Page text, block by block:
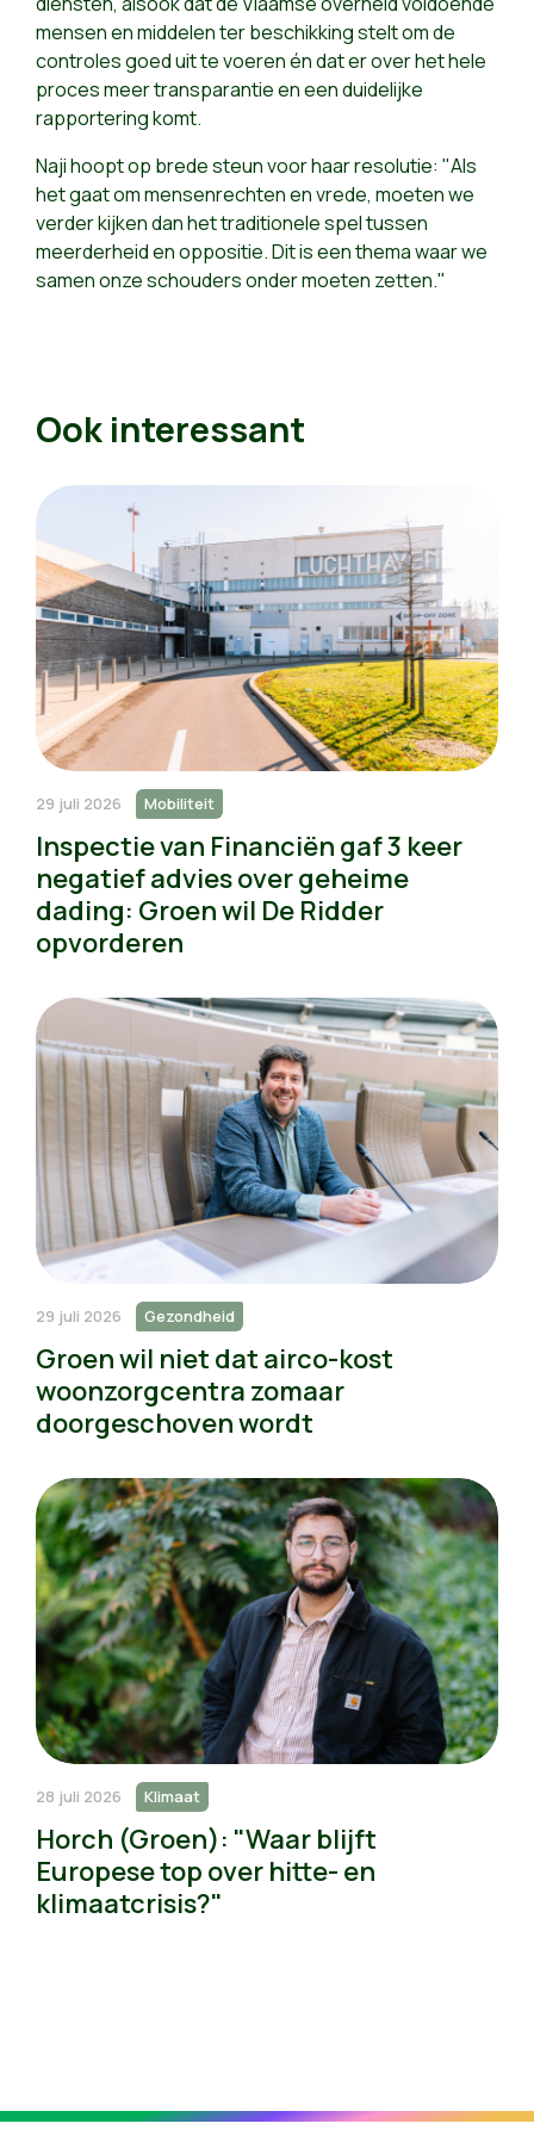
mensen en middelen ter beschikking stelt om de
controles goed uit te voeren én dat er over het hele
proces meer transparantie en een duidelijke
rapportering komt.
Najihooptop brede steun voor haar resolutie: "Als
het gaat om mensenrechten en vrede, moeten we
verder kijken dan het traditionele spel tussen
meerderheid en oppositie. Dit is een thema waar we
samen onze schouders onder moeten zetten."
Ook interessant
29 juli 2026 Mobiliteit
Inspectie van Financiën gaf 3 keer
negatief advies over geheime
dading: Groen wil De Ridder
opvorderen
29 juli 2026 Gezondheid
Groen wil niet dat airco-kost
woonzorgcentra zomaar
doorgeschoven wordt
28 juli 2026 Klimaat
Horch (Groen): "Waar blijft
Europese top over hitte- en
klimaatcrisis?"